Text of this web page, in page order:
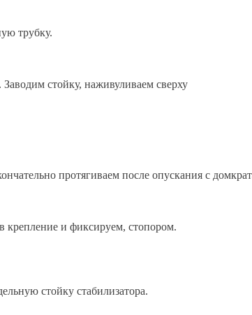
трубку.
стойку, наживуливаем сверху
протягиваем после опускания с
крепление и фиксируем, стопором.
стойку стабилизатора.